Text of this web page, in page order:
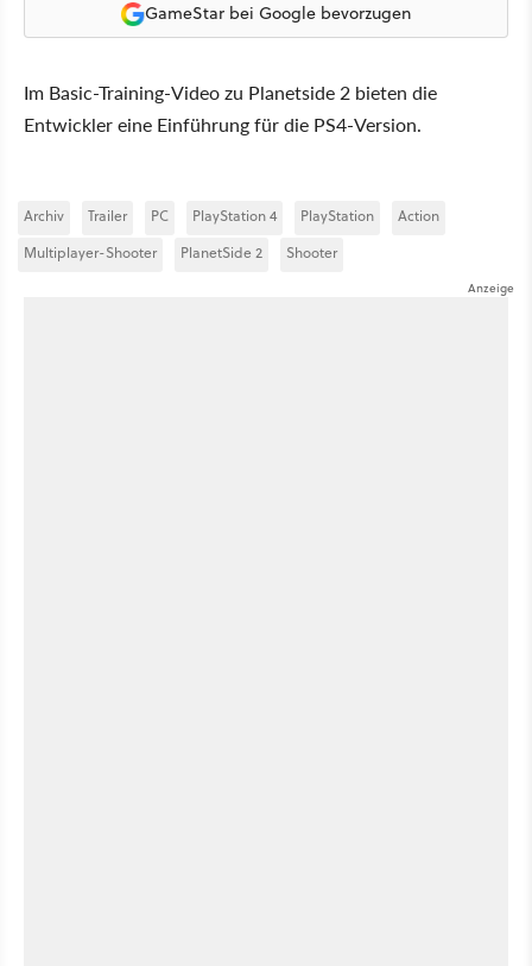
GameStar bei Google bevorzugen
Im Basic-Training-Video zu Planetside 2 bieten die
Entwickler eine Einführung für die PS4-Version.
Archiv Trailer PC PlayStation 4 PlayStation
Action
Multiplayer-Shooter
PlanetSide 2 Shooter